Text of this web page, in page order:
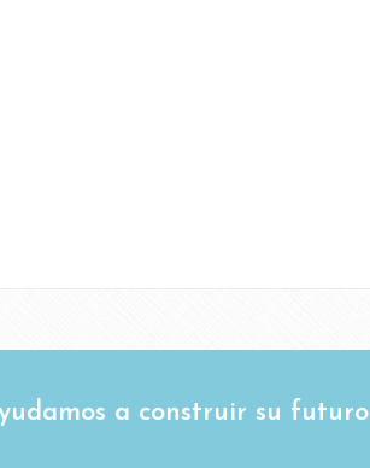
a construir su futuro